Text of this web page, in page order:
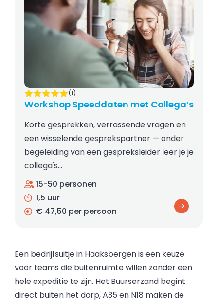
Workshop Speeddaten met Collega’s
(1)
Korte gesprekken, verrassende vragen en
een wisselende gesprekspartner — onder
begeleiding van een gespreksleider leer je je
collega's…
15-50 personen
1,5 uur
€ 47,50 per persoon
Een bedrijfsuitje in Haaksbergen is een keuze
voor teams die buitenruimte willen zonder een
hele expeditie te zijn. Het Buurserzand begint
direct buiten het dorp, A35 en N18 maken de